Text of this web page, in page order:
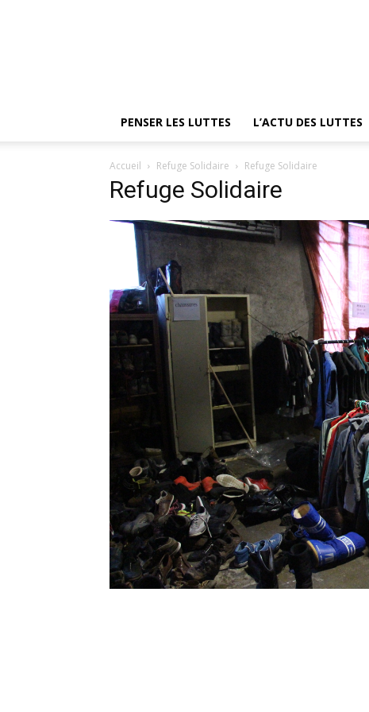
PENSER LES LUTTES L’ACTU DES LUTTES
Accueil Refuge Solidaire Refuge Solidaire
Refuge Solidaire